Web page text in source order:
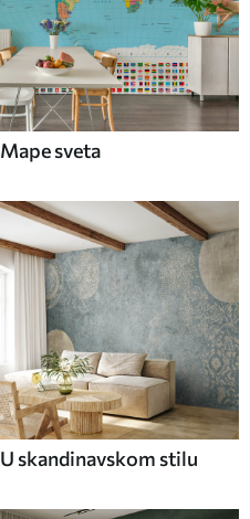
Mape sveta
U skandinavskom stilu